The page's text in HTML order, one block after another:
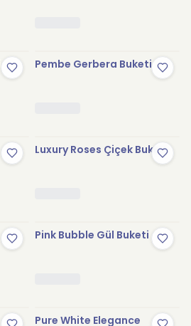
Pembe Gerbera Buketi
Luxury Roses Çiçek Buketi
Pink Bubble Gül Buketi
Pure White Elegance